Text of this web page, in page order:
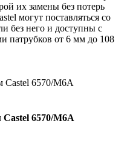
их замены без потерь
могут поставляться со
без него и доступны с
патрубков от 6 мм до 108
6570/M6A